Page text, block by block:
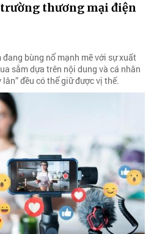
thương mại điện
bùng nổ mạnh mẽ với sự xuất
sắm dựa trên nội dung và cá nhân
đều có thể giữ được vị thế.